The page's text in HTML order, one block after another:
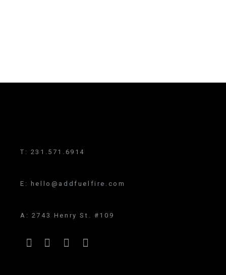
T: 231.571.6914
E: hello@addfuelfire.com
A: 2743 Henry St. #109